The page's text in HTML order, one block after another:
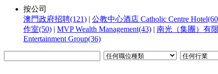
按公司
澳門政府招聘(121) | 公教中心酒店 Catholic Centre
作室(50) | MVP Wealth Management(43) | 南光（集團）有
Entertainment Group(36)